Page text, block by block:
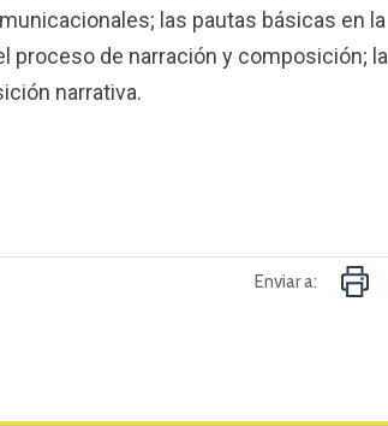
las pautas básicas en la
proceso de narración y composición; la
narrativa.
Enviar a: